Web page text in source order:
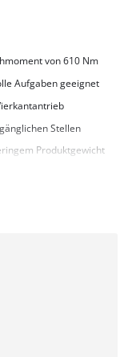
von 610 Nm
Aufgaben geeignet
Stellen
Produktgewicht